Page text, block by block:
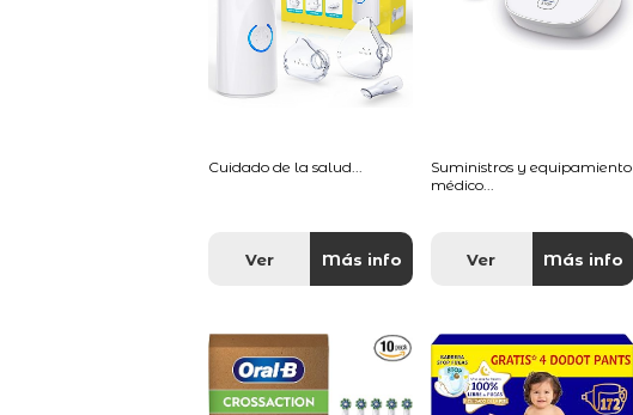
Cuidado de la salud...
Ver Más info
Suministros y equipamiento
médico...
Ver Más info